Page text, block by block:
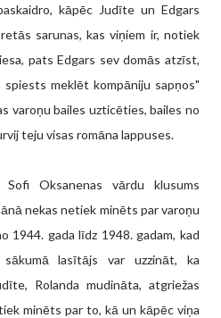
kāpēc Judīte un Edgars
sarunas, kas viņiem ir, notiek
pats Edgars sev domās atzīst,
meklēt kompāniju sapņos"
varoņu bailes uzticēties, bailes no
teju visas romāna lappuses.
Sofi Oksanenas vārdu klusums
nekas netiek minēts par varoņu
1944. gada līdz 1948. gadam, kad
lasītājs var uzzināt, ka
Rolanda mudināta, atgriežas
minēts par to, kā un kāpēc viņa